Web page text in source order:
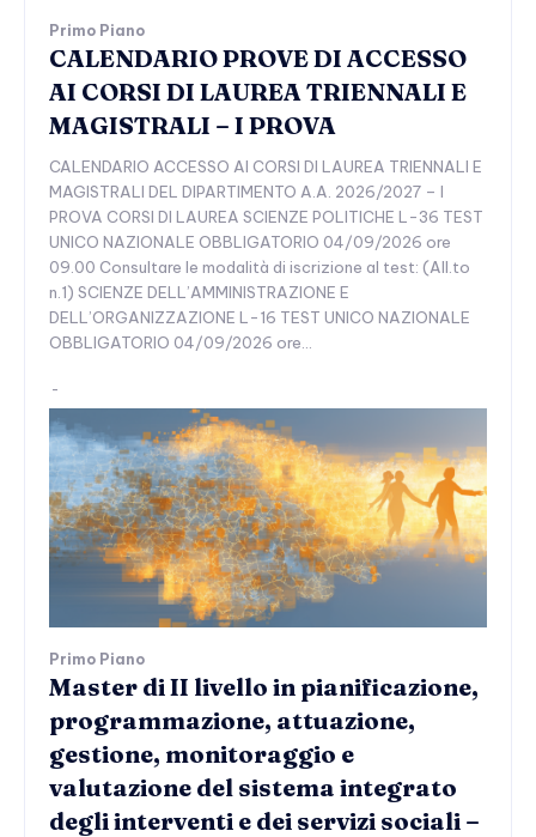
Primo Piano
CALENDARIO PROVE DI ACCESSO
AI CORSI DI LAUREA TRIENNALI E
MAGISTRALI – I PROVA
CALENDARIO ACCESSO AI CORSI DI LAUREA TRIENNALI E
MAGISTRALI DEL DIPARTIMENTO A.A. 2026/2027 – I
PROVA CORSI DI LAUREA SCIENZE POLITICHE L-36 TEST
UNICO NAZIONALE OBBLIGATORIO 04/09/2026 ore
09.00 Consultare le modalità di iscrizione al test: (All.to
n.1) SCIENZE DELL’AMMINISTRAZIONE E
DELL’ORGANIZZAZIONE L-16 TEST UNICO NAZIONALE
OBBLIGATORIO 04/09/2026 ore...
-
Primo Piano
Master di II livello in pianificazione,
programmazione, attuazione,
gestione, monitoraggio e
valutazione del sistema integrato
degli interventi e dei servizi sociali –